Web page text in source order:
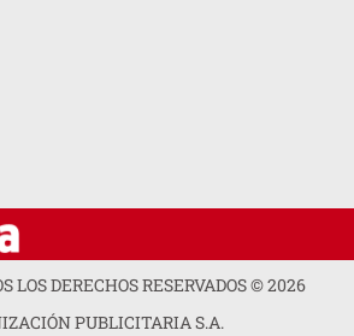
LOS DERECHOS RESERVADOS ©2026
PUBLICITARIA S.A.